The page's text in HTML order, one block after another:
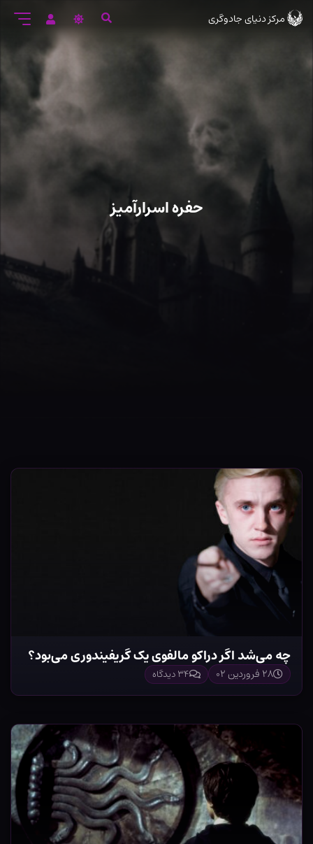
ورود
اصلی
مرکز دنیای جادوگری
حفره اسرارآمیز
چه می‌شد اگر دراکو مالفوی یک گریفیندوری می‌بود؟
۲۸ فروردین ۰۲ ۳۴ دیدگاه